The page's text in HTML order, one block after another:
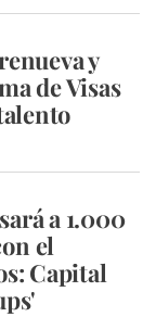
y
de Visas
a 1.000
el
Capital